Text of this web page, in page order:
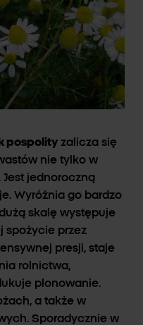
pospolity zalicza się
nie tylko w
jednoroczną
Wyróżnia go bardzo
skalę występuje
spożycie przez
presji, staje
rolnictwa,
plonowanie.
a także w
Sporadycznie w